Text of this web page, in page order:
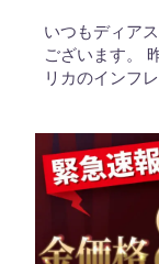
いつもディア
ございます。
リカのインフ